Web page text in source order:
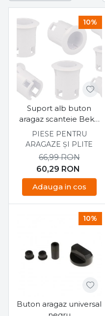
10%
Suport alb buton
aragaz scanteie Beko
Arctic set 6 buc
PIESE PENTRU
ARAGAZE ȘI PLITE
60,29 RON
66,99RON
Adauga in cos
10%
Buton aragaz universal